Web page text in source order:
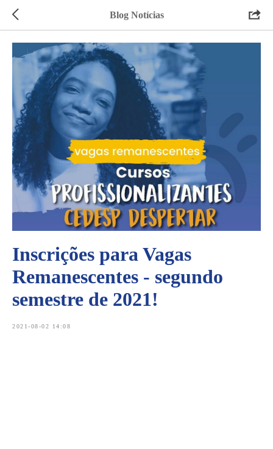
Blog Notícias
Inscrições para Vagas
Remanescentes - segundo
semestre de 2021!
2021-08-02 14:08